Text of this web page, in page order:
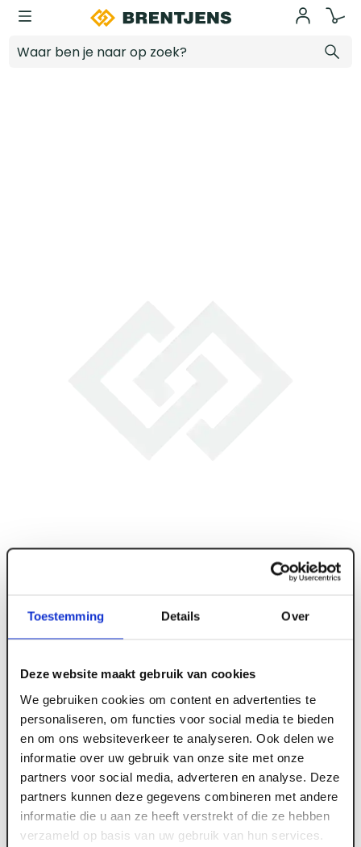
Toestemming Details Over
Deze website maakt gebruik van cookies
We gebruiken cookies om content en advertenties te
personaliseren, om functies voor social media te bieden
en om ons websiteverkeer te analyseren. Ook delen we
informatie over uw gebruik van onze site met onze
partners voor social media, adverteren en analyse. Deze
partners kunnen deze gegevens combineren met andere
informatie die u aan ze heeft verstrekt of die ze hebben
verzameld op basis van uw gebruik van hun services.
Ga naar hoofdinhoud
ART005650
Drijfrij SUPER PROF aluminium met
verlengstuk 100 cm zonder steel
Meld je aan of maak een account aan om toegang
te krijgen tot de prijzen.
Log in voor prijzen